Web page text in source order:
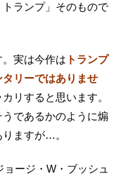
ランプ」そのもので
実は今作は トランプ
リーではありませ
リすると思います。
であるかのように煽
ますが…。
ージ・W・ブッシュ